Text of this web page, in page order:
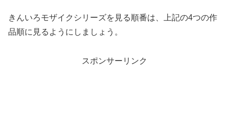
きんいろモザイクシリーズを見る順番は、上記の4つの作
品順に見るようにしましょう。
スポンサーリンク